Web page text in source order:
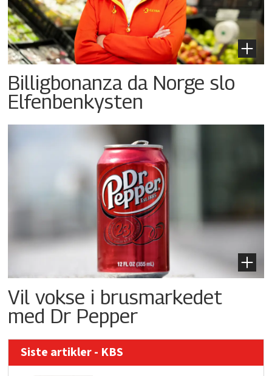
Billigbonanza da Norge slo
Elfenbenkysten
Vil vokse i brusmarkedet
med Dr Pepper
Siste artikler - KBS